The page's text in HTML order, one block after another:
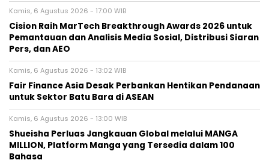
Kamis, 6 Agustus 2026 - 17:00 WIB
Cision Raih MarTech Breakthrough Awards 2026 untuk
Pemantauan dan Analisis Media Sosial, Distribusi Siaran
Pers, dan AEO
Kamis, 6 Agustus 2026 - 13:02 WIB
Fair Finance Asia Desak Perbankan Hentikan Pendanaan
untuk Sektor Batu Bara di ASEAN
Kamis, 6 Agustus 2026 - 13:00 WIB
Shueisha Perluas Jangkauan Global melalui MANGA
MILLION, Platform Manga yang Tersedia dalam 100
Bahasa